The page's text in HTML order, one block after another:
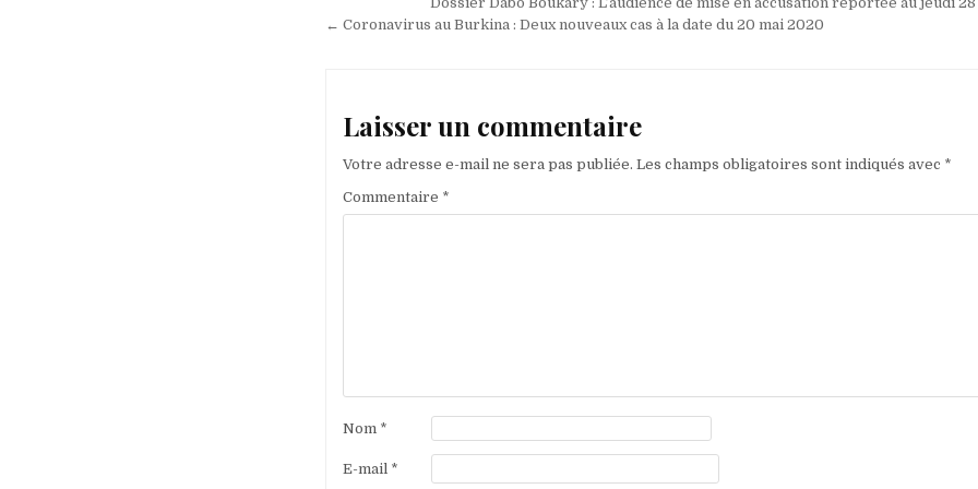
de
← Coronavirus au Burkina : Deux nouveaux cas à la date du 20 mai 2020
Laisser un commentaire
Votre adresse e-mail ne sera pas publiée. Les champs obligatoires sont indiqués avec *
Commentaire *
Nom *
E-mail *